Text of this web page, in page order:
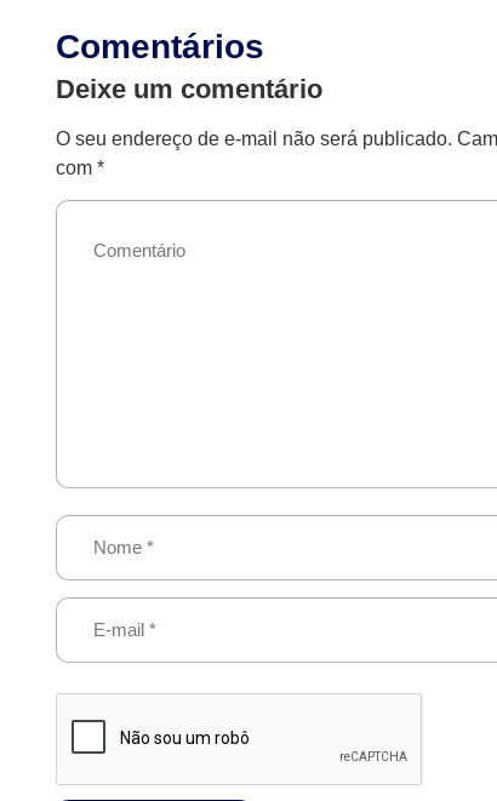
Comentários
Deixe um comentário
O seu endereço de e-mail não será publicado.
com*